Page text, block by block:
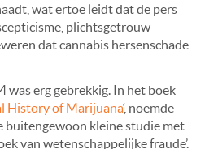
wat ertoe leidt dat de pers
plichtsgetrouw
dat cannabis hersenschade
was erg gebrekkig. In het boek
History of Marijuana‘, noemde
buitengewoon kleine studie met
van wetenschappelijke fraude’.